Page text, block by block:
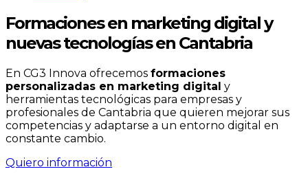
Formaciones en marketing digital y
nuevas tecnologías en Cantabria
En CG3 Innova ofrecemos formaciones
personalizadas en marketing digital y
herramientas tecnológicas para empresas y
profesionales de Cantabria que quieren mejorar sus
competencias y adaptarse a un entorno digital en
constante cambio.
Quiero información